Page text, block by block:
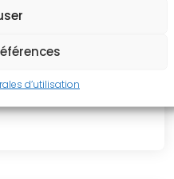
d’utilisation
LYON - France
Président